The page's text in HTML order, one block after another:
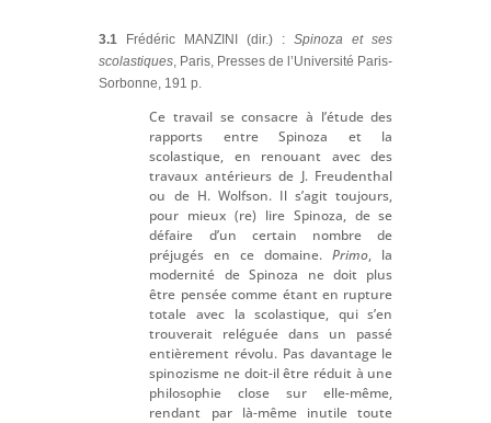
3.1Frédéric MANZINI (dir.) :Spinoza et ses
scolastiques, Paris, Presses de l’Université Paris-
Sorbonne, 191 p.
Ce travail se consacre à l’étude des
rapports entre Spinoza et la
scolastique, en renouant avec des
travaux antérieurs de J. Freudenthal
ou de H. Wolfson. Il s’agit toujours,
pour mieux (re) lire Spinoza, de se
défaire d’un certain nombre de
préjugés en ce domaine.Primo, la
modernité de Spinoza ne doit plus
être pensée comme étant en rupture
totale avec la scolastique, qui s’en
trouverait reléguée dans un passé
entièrement révolu. Pas davantage le
spinozisme ne doit-il être réduit à une
philosophie close sur elle-même,
rendant par là-même inutile toute